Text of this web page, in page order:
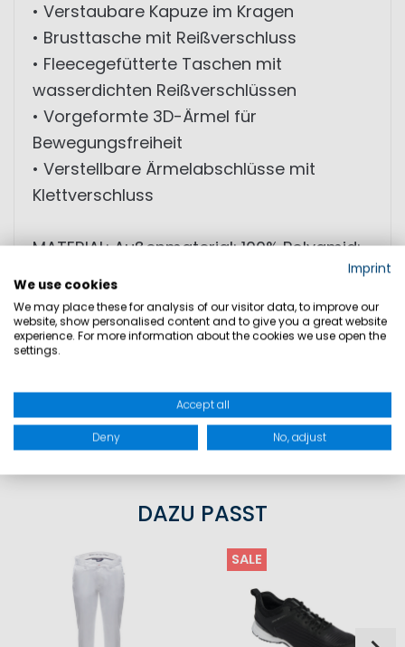
• Verstaubare Kapuze im Kragen
• Brusttasche mit Reißverschluss
• Fleecegefütterte Taschen mit
wasserdichten Reißverschlüssen
• Vorgeformte 3D-Ärmel für
Bewegungsfreiheit
• Verstellbare Ärmelabschlüsse mit
Klettverschluss
MATERIAL: Außenmaterial: 100% Polyamid;
Beschichtung: 100% Polyurethan; Futter:
100% Polyester
PRODUKTSICHERHEIT
DAZU PASST
SALE
Imprint
We use cookies
We may place these for analysis of our visitor data, to improve our
website, show personalised content and to give you a great website
experience. For more information about the cookies we use open the
settings.
Accept all
Deny No, adjust